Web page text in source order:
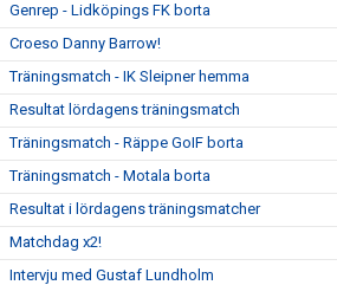
Genrep - Lidköpings FK borta
Croeso Danny Barrow!
Träningsmatch - IK Sleipner hemma
Resultat lördagens träningsmatch
Träningsmatch - Räppe GoIF borta
Träningsmatch - Motala borta
Resultat i lördagens träningsmatcher
Matchdag x2!
Intervju med Gustaf Lundholm